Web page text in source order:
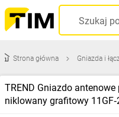
Strona główna Gniazda i
TREND Gniazdo
niklowany grafitowy